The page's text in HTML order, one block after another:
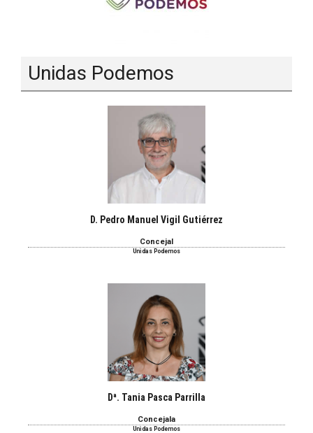
Unidas Podemos
D. Pedro Manuel Vigil Gutiérrez
Concejal
Unidas Podemos
Dª. Tania Pasca Parrilla
Concejala
Unidas Podemos